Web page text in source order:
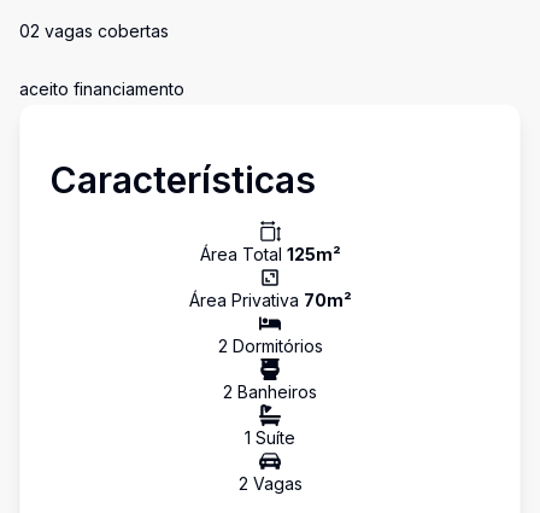
02 vagas cobertas
aceito financiamento
Características
Área Total 125m²
Área Privativa 70m²
2 Dormitórios
2 Banheiros
1 Suíte
2 Vagas